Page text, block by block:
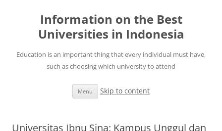
Information on the Best
Universities in Indonesia
Education is an important thing that every individual must have,
such as choosing which university to attend
Menu Skip to content
Universitas Ibnu Sina: Kampus Unggul dan